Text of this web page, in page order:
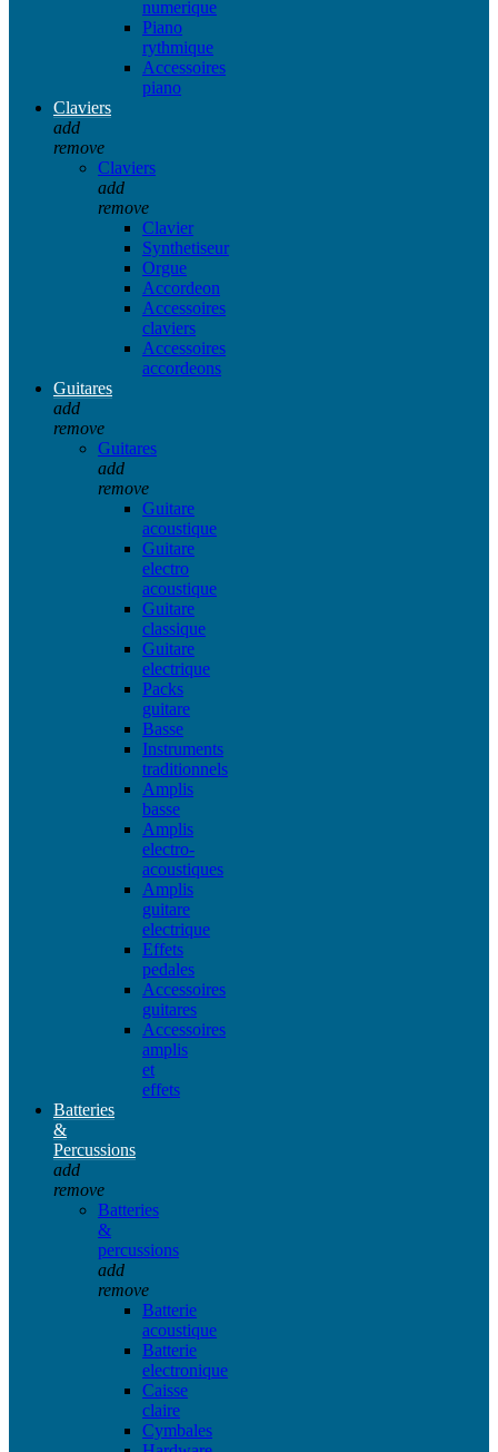
numerique
Piano
rythmique
Accessoires
piano
Claviers
add
remove
Claviers
add
remove
Clavier
Synthetiseur
Orgue
Accordeon
Accessoires
claviers
Accessoires
accordeons
Guitares
add
remove
Guitares
add
remove
Guitare
acoustique
Guitare
electro
acoustique
Guitare
classique
Guitare
electrique
Packs
guitare
Basse
Instruments
traditionnels
Amplis
basse
Amplis
electro-
acoustiques
Amplis
guitare
electrique
Effets
pedales
Accessoires
guitares
Accessoires
amplis
et
effets
Batteries
&
Percussions
add
remove
Batteries
&
percussions
add
remove
Batterie
acoustique
Batterie
electronique
Caisse
claire
Cymbales